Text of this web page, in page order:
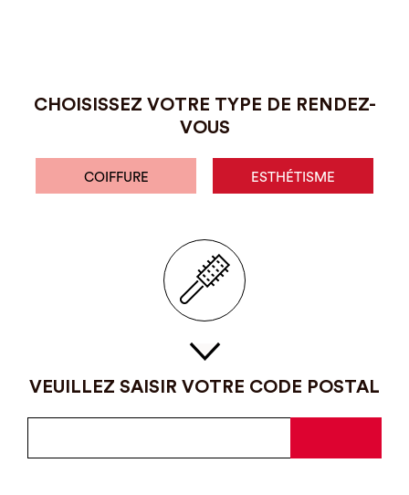
CHOISISSEZ VOTRE TYPE DE RENDEZ-
VOUS
COIFFURE ESTHÉTISME
VEUILLEZ SAISIR VOTRE CODE POSTAL